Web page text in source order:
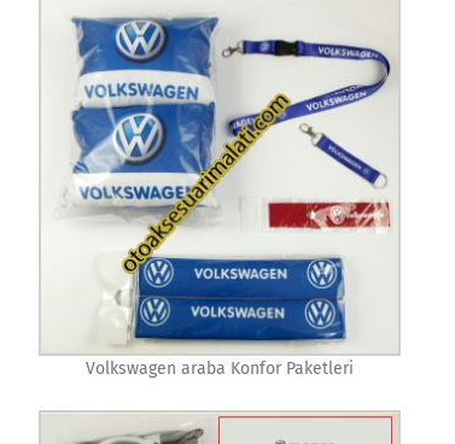
Volkswagen araba Konfor Paketleri